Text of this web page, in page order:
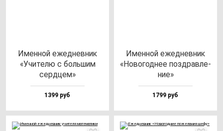
Имен­ной ежед­нев­ник
«Учи­те­лю с боль­шим
сер­дцем»
1399 руб
Имен­ной ежед­нев­ник
«Ново­год­нее поз­драв­ле­
ние»
1799 руб